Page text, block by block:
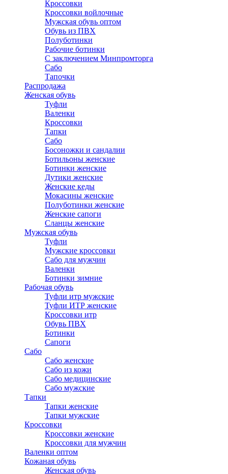
Кроссовки
Кроссовки войлочные
Мужская обувь оптом
Обувь из ПВХ
Полуботинки
Рабочие ботинки
С заключением Минпромторга
Сабо
Тапочки
Распродажа
Женская обувь
Туфли
Валенки
Кроссовки
Тапки
Сабо
Босоножки и сандалии
Ботильоны женские
Ботинки женские
Дутики женские
Женские кеды
Мокасины женские
Полуботинки женские
Женские сапоги
Сланцы женские
Мужская обувь
Туфли
Мужские кроссовки
Сабо для мужчин
Валенки
Ботинки зимние
Рабочая обувь
Туфли итр мужские
Туфли ИТР женские
Кроссовки итр
Обувь ПВХ
Ботинки
Сапоги
Сабо
Сабо женские
Сабо из кожи
Сабо медицинские
Сабо мужские
Тапки
Тапки женские
Тапки мужские
Кроссовки
Кроссовки женские
Кроссовки для мужчин
Валенки оптом
Кожаная обувь
Женская обувь